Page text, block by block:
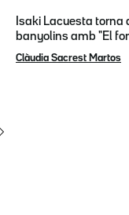
Isaki Lacuesta torna
banyolins amb "El
Clàudia Sacrest Martos